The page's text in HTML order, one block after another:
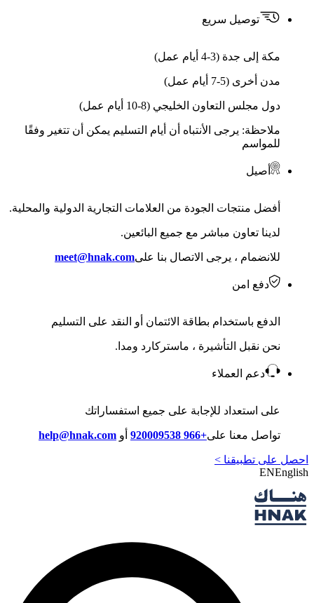
توصيل سريع
مكة إلى جدة (3-4 أيام عمل)
مدن أخرى (5-7 أيام عمل)
دول مجلس التعاون الخليجي (8-10 أيام عمل)
ملاحظة: يرجى الأنتباه أن أيام التسليم يمكن أن تتغير وفقًا
للمواسم
أصيل
أفضل منتجات الجودة من العلامات التجارية الدولية والمحلية.
لدينا تعاون مباشر مع جميع البائعين.
للانضمام ، يرجى الاتصال بنا علىmeet@hnak.com
دفع امن
الدفع باستخدام بطاقة الائتمان أو النقد على التسليم
نحن نقبل التأشيرة ، ماستركارد ومدا.
دعم العملاء
على استعداد للإجابة على جميع استفساراتك
تواصل معنا على+966 920009538 أو help@hnak.com
احصل على تطبيقنا >
ENEnglish